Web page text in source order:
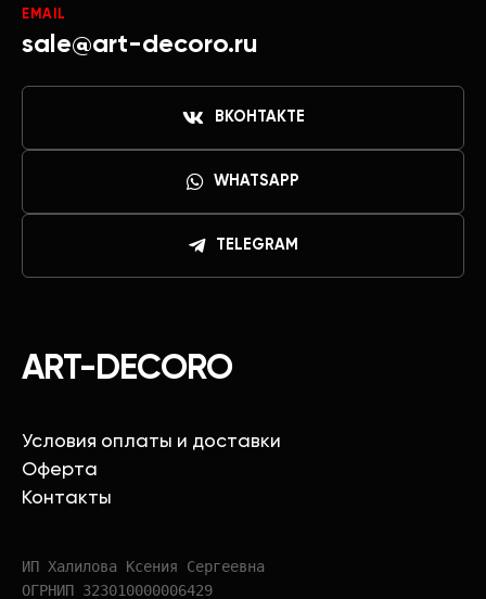
ART-DECORO
Условия оплаты и доставки
Оферта
Контакты
ИП Халилова Ксения Сергеевна
ОГРНИП 323010000006429
EMAIL
sale@art-decoro.ru
ВКОНТАКТЕ
WHATSAPP
TELEGRAM